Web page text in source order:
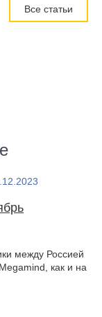
Все статьи
между Россией
как и на